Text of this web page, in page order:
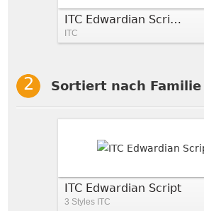
ITC Edwardian Script Complete Family Pack
ITC
Sortiert nach Familie
ITC Edwardian Script
3 Styles ITC